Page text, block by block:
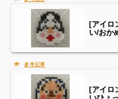
[アイロ
い/おか
[アイロ